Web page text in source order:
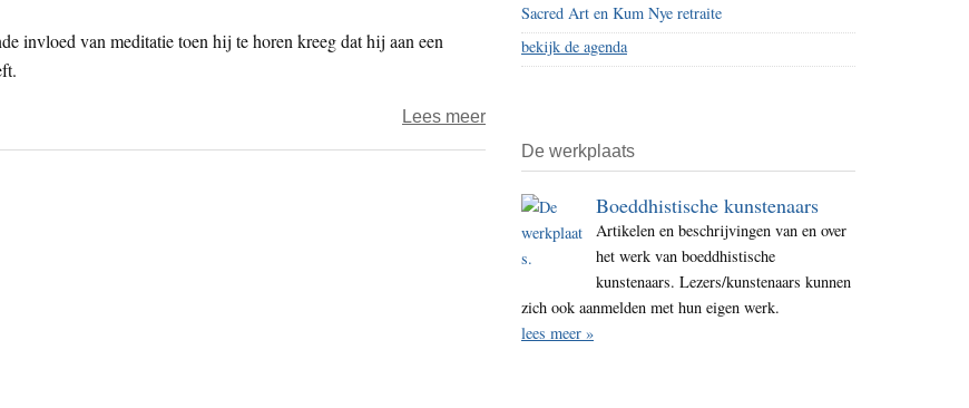
open…
invloed van meditatie toen hij te horen kreeg dat hij aan een
Lees meerover
Dave
Thomas:
Meditatie
beter
kunnen
sterven
Sacred Art en Kum Nye retraite
bekijk de agenda
De werkplaats
Boeddhistische kunstenaars
Artikelen en beschrijvingen van en over
het werk van boeddhistische
kunstenaars. Lezers/kunstenaars kunnen
zich ook aanmelden met hun eigen werk.
lees meer »